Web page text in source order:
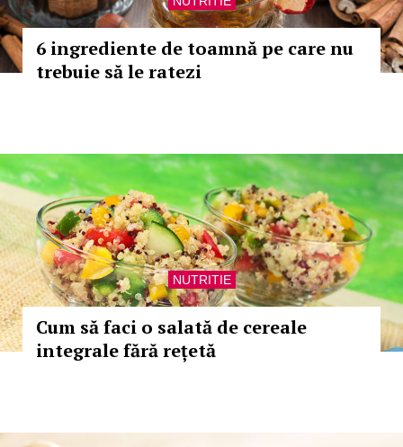
6 ingrediente de toamnă pe care nu
trebuie să le ratezi
NUTRITIE
Cum să faci o salată de cereale
integrale fără rețetă